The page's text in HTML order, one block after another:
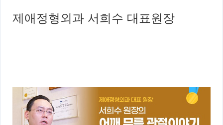
제애정형외과 서희수 대표원장